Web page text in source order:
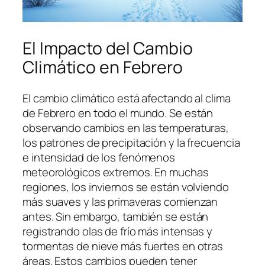
El Impacto del Cambio
Climático en Febrero
El cambio climático está afectando al clima
de Febrero en todo el mundo. Se están
observando cambios en las temperaturas,
los patrones de precipitación y la frecuencia
e intensidad de los fenómenos
meteorológicos extremos. En muchas
regiones, los inviernos se están volviendo
más suaves y las primaveras comienzan
antes. Sin embargo, también se están
registrando olas de frío más intensas y
tormentas de nieve más fuertes en otras
áreas. Estos cambios pueden tener